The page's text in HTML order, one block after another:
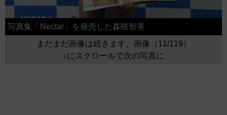
写真集「Nectar」を発売した森咲智美
まだまだ画像は続きます。画像（11/119）
↓にスクロールで次の写真に